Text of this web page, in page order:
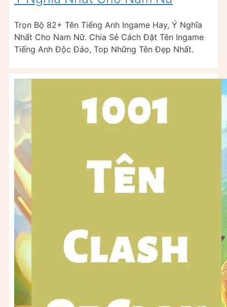
Trọn Bộ 82+ Tên Tiếng Anh Ingame Hay, Ý Nghĩa
Nhất Cho Nam Nữ. Chia Sẻ Cách Đặt Tên Ingame
Tiếng Anh Độc Đáo, Top Những Tên Đẹp Nhất.